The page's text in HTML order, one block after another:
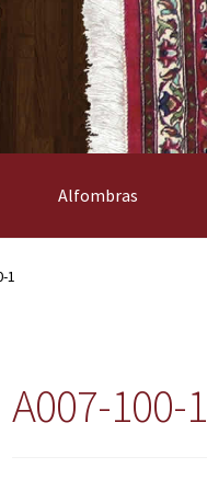
Alfombras
1
A007-100-1